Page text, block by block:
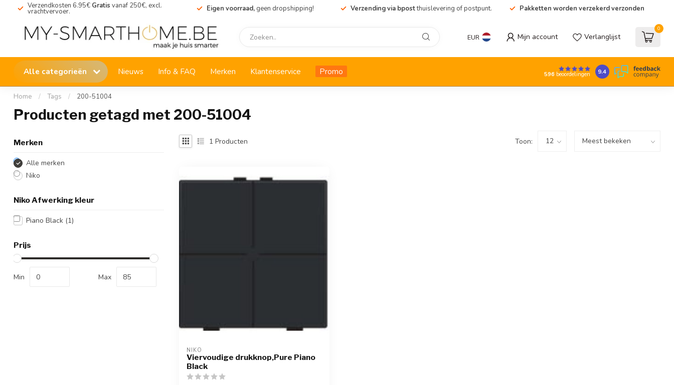
Verzendkosten 6.95€ Gratis vanaf 250€, excl.
vrachtvervoer. Eigen voorraad, geen dropshipping! Verzending via bpostthuislevering of postpunt. Pakketten worden verzekerd verzonden
EUR Mijn account Verlanglijst
0
Alle categorieën Nieuws Info & FAQ Merken Klantenservice Promo 596beoordelingen 9.4
Home / Tags / 200-51004
Producten getagd met 200-51004
Merken
Alle merken
Niko
Niko Afwerking kleur
Piano Black (1)
Prijs
Min Max
1 Producten Toon:
NIKO
Viervoudige drukknop,Pure Piano
Black